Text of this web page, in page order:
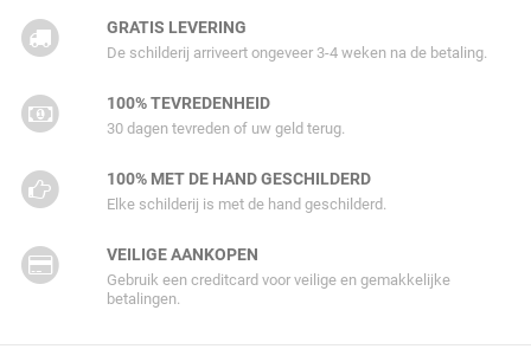
GRATIS LEVERING
De schilderij arriveert ongeveer 3-4 weken na de betaling.
100% TEVREDENHEID
30 dagen tevreden of uw geld terug.
100% MET DE HAND GESCHILDERD
Elke schilderij is met de hand geschilderd.
VEILIGE AANKOPEN
Gebruik een creditcard voor veilige en gemakkelijke
betalingen.